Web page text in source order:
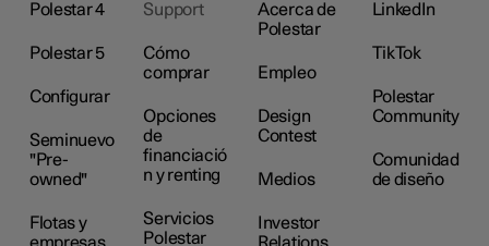
Polestar 4
Polestar 5
Configurar
Seminuevo
"Pre-
owned"
Flotas y
Support
Cómo
comprar
Opciones
de
financiació
n y renting
Servicios
Polestar
Acerca de
Polestar
Empleo
Design
Contest
Medios
Investor
LinkedIn
TikTok
Polestar
Community
Comunidad
de diseño